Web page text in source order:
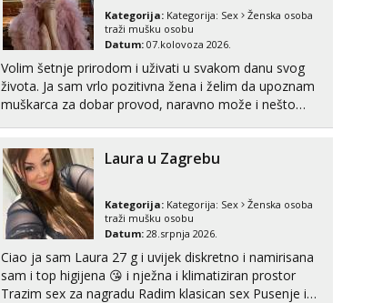
Kategorija: Kategorija: Sex
Ženska osoba
traži mušku osobu
Datum: 07.kolovoza 2026.
Volim šetnje prirodom i uživati u svakom danu svog
života. Ja sam vrlo pozitivna žena i želim da upoznam
muškarca za dobar provod, naravno može i nešto
Laura u Zagrebu
Kategorija: Kategorija: Sex
Ženska osoba
traži mušku osobu
Datum: 28.srpnja 2026.
Ciao ja sam Laura 27 g i uvijek diskretno i namirisana
sam i top higijena 😘 i nježna i klimatiziran prostor
Trazim sex za nagradu Radim klasican sex Pusenje i